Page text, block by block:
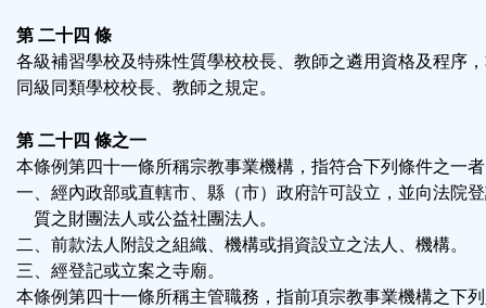
第 二十四 條
各級補習學校及特殊性質學校校長、教師之遴用資格及程序
同級同類學校校長、教師之規定。
第 二十四 條之一
本條例第四十一條所稱宗教事業機構，指符合下列條件之一
一、經內政部或直轄市、縣（市）政府許可設立，並向法院
質之財團法人或公益社團法人。
二、前款法人附設之組織、機構或捐資設立之法人、機構。
三、經登記或立案之寺廟。
本條例第四十一條所稱主管職務，指前項宗教事業機構之下